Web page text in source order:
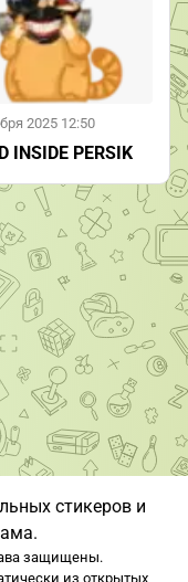
2025 12:50
INSIDE PERSIK
стикеров и
защищены.
из открытых